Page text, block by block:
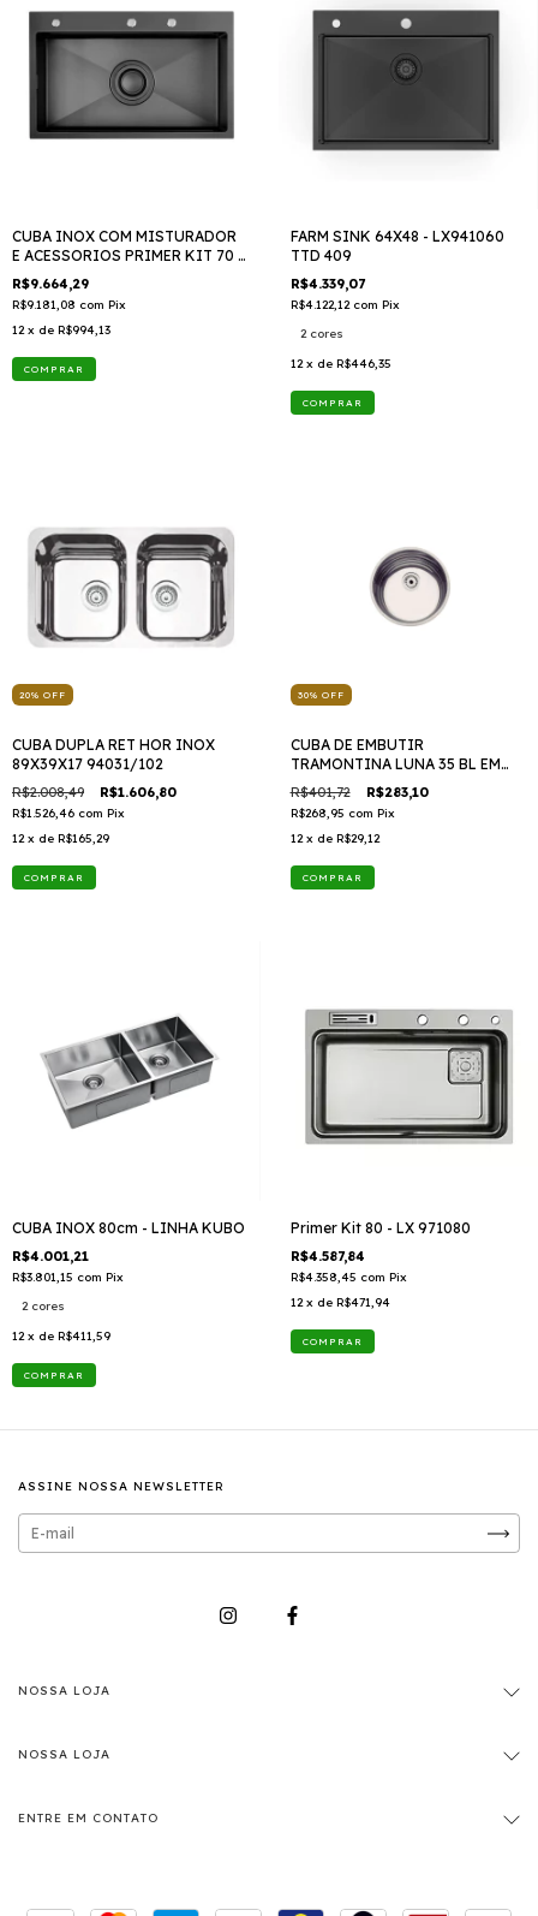
CUBA INOX COM MISTURADOR
E ACESSORIOS PRIMER KIT 70 -
LX971070 TTD 409
R$9.664,29
R$9.181,08 com Pix
12 x de R$994,13
FARM SINK 64X48 - LX941060
TTD 409
R$4.339,07
R$4.122,12 com Pix
2 cores
12 x de R$446,35
COMPRAR
20% OFF
CUBA DUPLA RET HOR INOX
89X39X17 94031/102
R$2.008,49 R$1.606,80
R$1.526,46 com Pix
12 x de R$165,29
30% OFF
CUBA DE EMBUTIR
TRAMONTINA LUNA 35 BL EM
AÇO INOX POLIDO Ø35 CM
94042/407
R$401,72 R$283,10
R$268,95 com Pix
12 x de R$29,12
CUBA INOX 80cm - LINHA KUBO
R$4.001,21
R$3.801,15 com Pix
2 cores
12 x de R$411,59
COMPRAR
Primer Kit 80 - LX 971080
R$4.587,84
R$4.358,45 com Pix
12 x de R$471,94
ASSINE NOSSA NEWSLETTER
NOSSA LOJA
NOSSA LOJA
ENTRE EM CONTATO